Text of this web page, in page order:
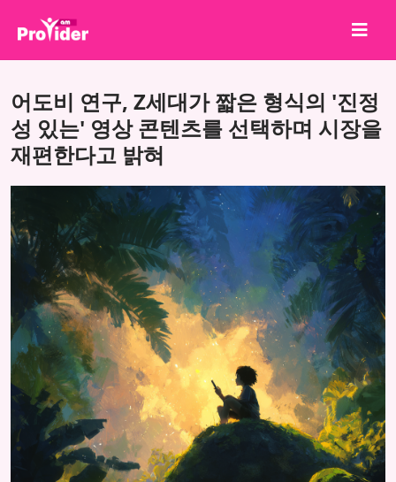
회사 소개
로그인
회원가입
API
이용약관
블로그
어도비 연구, Z세대가 짧은 형식의 '진정
성 있는' 영상 콘텐츠를 선택하며 시장을
재편한다고 밝혀